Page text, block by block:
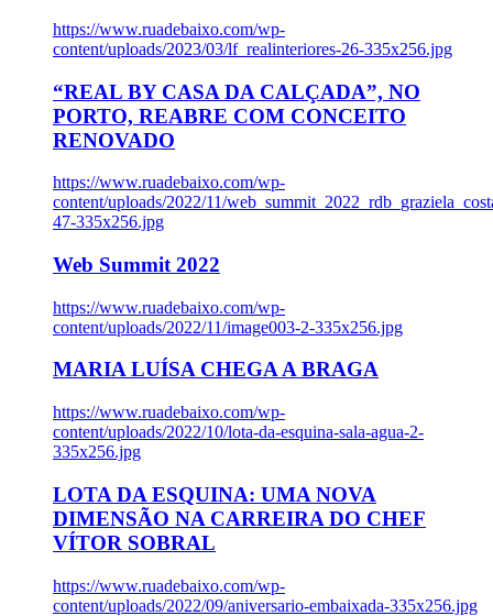
https://www.ruadebaixo.com/wp-
content/uploads/2023/03/lf_realinteriores-26-335x256.jpg
“REAL BY CASA DA CALÇADA”, NO
PORTO, REABRE COM CONCEITO
RENOVADO
https://www.ruadebaixo.com/wp-
content/uploads/2022/11/
47-335x256.jpg
Web Summit 2022
https://www.ruadebaixo.com/wp-
content/uploads/2022/11/image003-2-335x256.jpg
MARIA LUÍSA CHEGA A BRAGA
https://www.ruadebaixo.com/wp-
content/uploads/2022/10/lota-da-esquina-sala-agua-2-
335x256.jpg
LOTA DA ESQUINA: UMA NOVA
DIMENSÃO NA CARREIRA DO CHEF
VÍTOR SOBRAL
https://www.ruadebaixo.com/wp-
content/uploads/2022/09/aniversario-embaixada-335x256.jpg